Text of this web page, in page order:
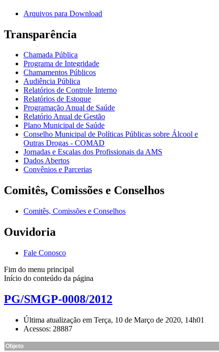
Arquivos para Download
Transparência
Chamada Pública
Programa de Integridade
Chamamentos Públicos
Audiência Pública
Relatórios de Controle Interno
Relatórios de Estoque
Programação Anual de Saúde
Relatório Anual de Gestão
Plano Municipal de Saúde
Conselho Municipal de Políticas Públicas sobre Álcool e
Outras Drogas - COMAD
Jornadas e Escalas dos Profissionais da AMS
Dados Abertos
Convênios e Parcerias
Comitês, Comissões e Conselhos
Comitês, Comissões e Conselhos
Ouvidoria
Fale Conosco
Fim do menu principal
Início do conteúdo da página
PG/SMGP-0008/2012
Última atualização em Terça, 10 de Março de 2020, 14h01
Acessos: 28887
Objeto